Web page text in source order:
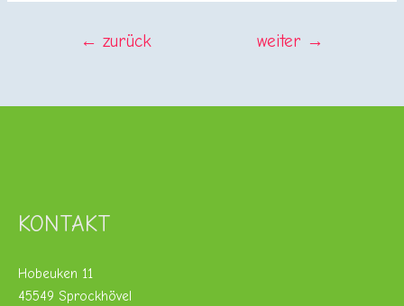
BEITRAGSNAVIGATION
← zurück weiter →
KONTAKT
Hobeuken 11
45549 Sprockhövel